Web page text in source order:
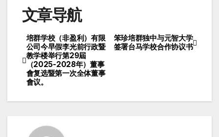
文章导航
笨珍培群独中与元智大学
签署台马学校合作协议书
培群学校（非盈利）有限
公司今早假李光前行政暨
教学楼举行第29屆
（2025-2028年）董事
會复选暨第一次全体董事
會议。